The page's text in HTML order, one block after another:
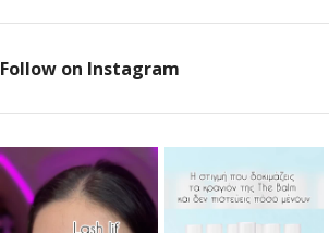
Follow on Instagram